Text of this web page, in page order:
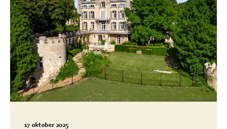
17 oktober 2025